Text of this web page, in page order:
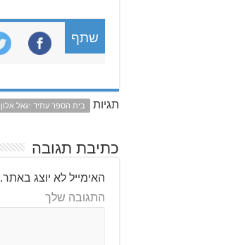
שתף
תגיות בית הספר עתיד יגאל אלון
כתיבת תגובה
האימייל לא יוצג באתר.
התגובה שלך